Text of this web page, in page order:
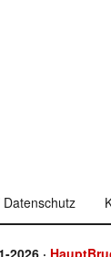
2026 ·